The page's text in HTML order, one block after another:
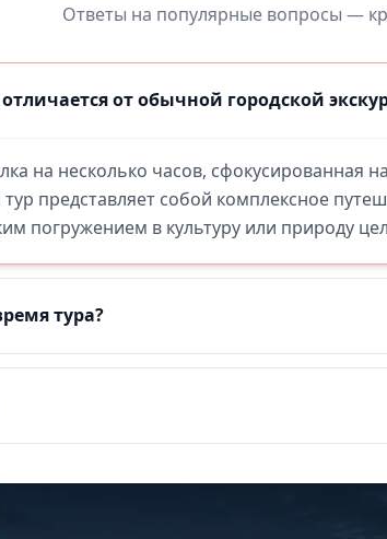
Ответы на популярные вопросы —
от обычной городской
на несколько часов,
представляет собой комплексное
погружением в культуру или природу
тура?